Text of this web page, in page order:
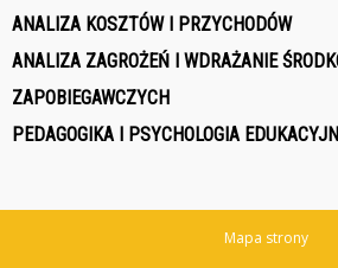
ANALIZA KOSZTÓW I PRZYCHODÓW
ANALIZA ZAGROŻEŃ I WDRAŻANIE
ZAPOBIEGAWCZYCH
PEDAGOGIKA I PSYCHOLOGIA
Mapa strony